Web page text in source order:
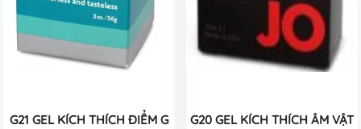
G21 GEL KÍCH THÍCH ĐIỂM G G20 GEL KÍCH THÍCH ÂM VẬT